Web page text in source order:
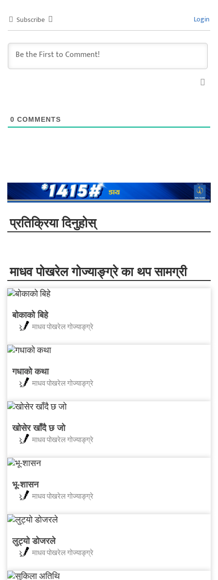
Subscribe Login
0 COMMENTS
प्रतिक्रिया दिनुहोस्
माधव पोखरेल गोज्याङ्ग्रे का थप सामग्री
बोकाको बिहे
माधव पोखरेल गोज्याङ्ग्रे
गधाको कथा
माधव पोखरेल गोज्याङ्ग्रे
खोसेर खाँदै छ जो
माधव पोखरेल गोज्याङ्ग्रे
भू-शासन
माधव पोखरेल गोज्याङ्ग्रे
लुट्यो डोजरले
माधव पोखरेल गोज्याङ्ग्रे